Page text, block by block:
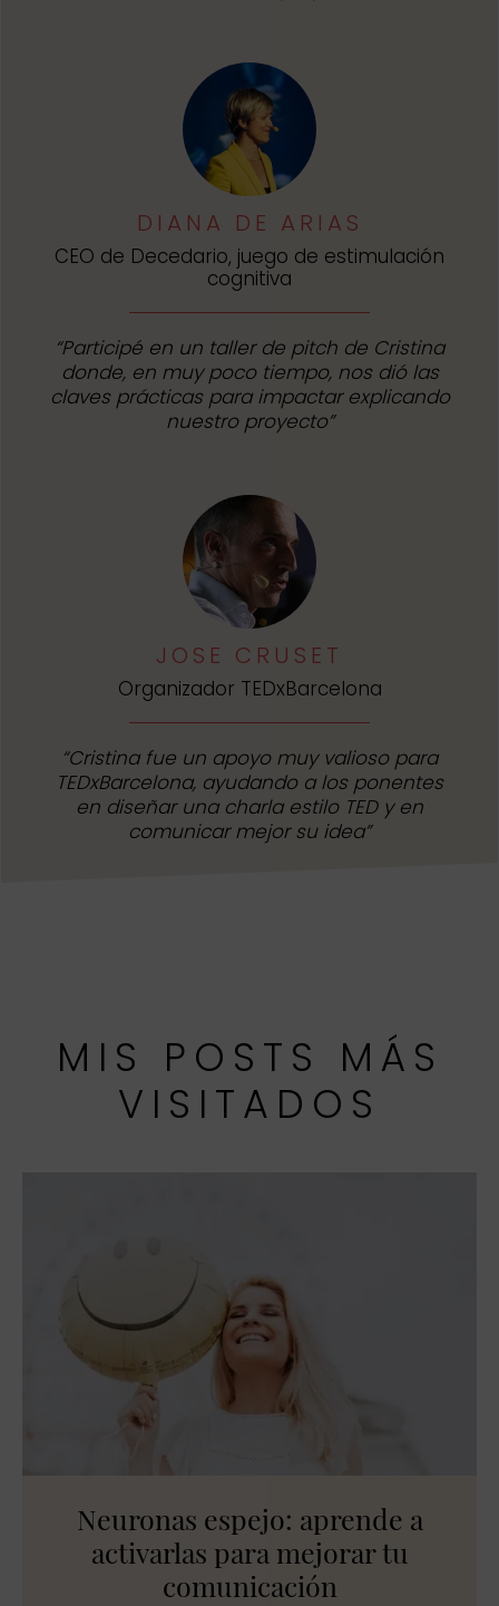
DIANA DE ARIAS
CEO de Decedario, juego de estimulación
cognitiva
“Participé en un taller de pitch de Cristina
donde, en muy poco tiempo, nos dió las
claves prácticas para impactar explicando
nuestro proyecto”
JOSE CRUSET
Organizador TEDxBarcelona
“Cristina fue un apoyo muy valioso para
TEDxBarcelona, ayudando a los ponentes
en diseñar una charla estilo TED y en
comunicar mejor su idea”
MIS POSTS MÁS
VISITADOS
Neuronas espejo: aprende a
activarlas para mejorar tu
comunicación